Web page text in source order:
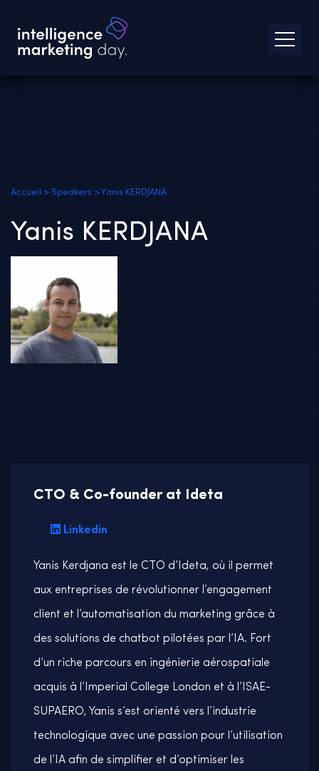
Accueil > Speakers >Yanis KERDJANA
Yanis KERDJANA
CTO & Co-founder at Ideta
Linkedin
Yanis Kerdjana est le CTO d’Ideta, où il permet
aux entreprises de révolutionner l’engagement
client et l’automatisation du marketing grâce à
des solutions de chatbot pilotées par l’IA. Fort
d’un riche parcours en ingénierie aérospatiale
acquis à l’Imperial College London et à l’ISAE-
SUPAERO, Yanis s’est orienté vers l’industrie
technologique avec une passion pour l’utilisation
de l’IA afin de simplifier et d’optimiser les